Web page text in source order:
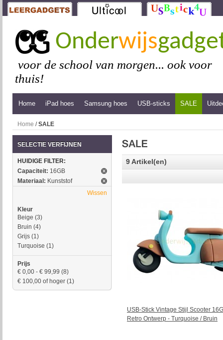
Onderwijs
voor de school van morgen... ook voor
thuis!
Home iPad hoes Samsung hoes USB-sticks SALE
Home /SALE
9 Artikel(en)
USB-Stick Vintage Stijl Scooter
Retro Ontwerp - Turquoise / Bruin
SELECTIE VERFIJNEN
HUIDIGE FILTER:
Capaciteit: 16GB
Materiaal: Kunststof
Wissen
Kleur
Beige (3)
Bruin (4)
Grijs (1)
Turquoise (1)
Prijs
€ 0,00 - € 99,99 (8)
€ 100,00 of hoger (1)